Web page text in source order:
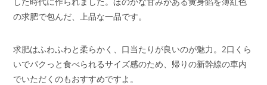
の求肥で包んだ、上品な一品です。
求肥はふわふわと柔らかく、口当たりが良いのが魅力。2口くら
いでパクっと食べられるサイズ感のため、帰りの新幹線の車内
でいただくのもおすすめですよ。